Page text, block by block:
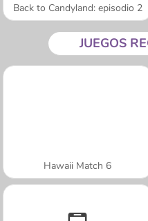
Back to Candyland: episodio 2
JUEGOS
Hawaii Match 6